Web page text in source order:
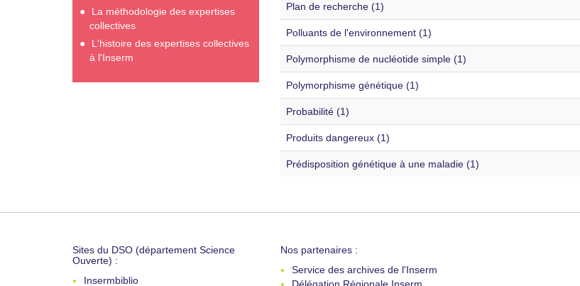
La méthodologie des expertises
collectives
L'histoire des expertises collectives
à l'Inserm
Plan de recherche (1)
Polluants de l'environnement (1)
Polymorphisme de nucléotide simple (1)
Polymorphisme génétique (1)
Probabilité (1)
Produits dangereux (1)
Prédisposition génétique à une maladie (1)
Sites du DSO (département Science
Ouverte) :
Insermbiblio
Nos partenaires :
Service des archives de l'Inserm